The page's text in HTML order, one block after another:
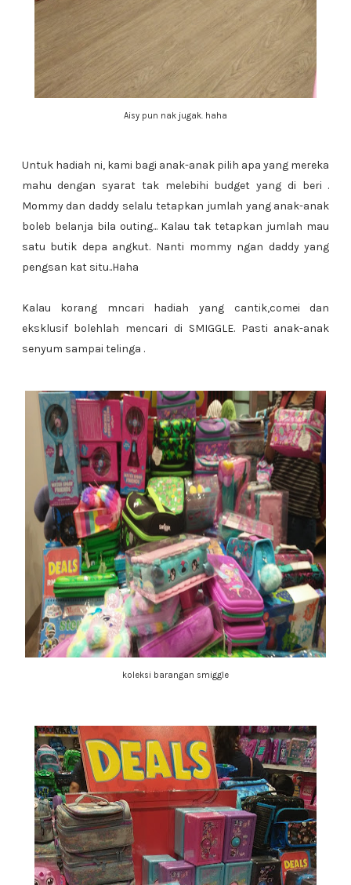
Aisy pun nak jugak. haha
Untuk hadiah ni, kami bagi anak-anak pilih apa yang mereka
mahu dengan syarat tak melebihi budget yang di beri .
Mommy dan daddy selalu tetapkan jumlah yang anak-anak
boleb belanja bila outing... Kalau tak tetapkan jumlah mau
satu butik depa angkut. Nanti mommy ngan daddy yang
pengsan kat situ..Haha
Kalau korang mncari hadiah yang cantik,comei dan
eksklusif bolehlah mencari di SMIGGLE. Pasti anak-anak
senyum sampai telinga .
koleksi barangan smiggle